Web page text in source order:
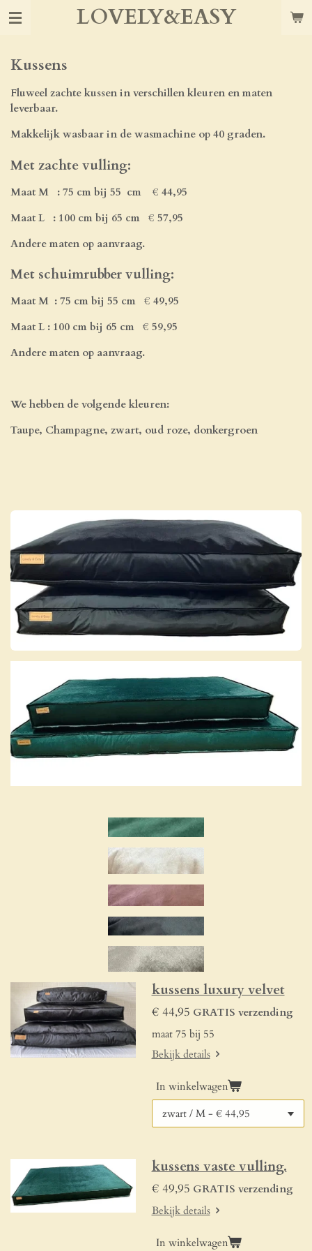
Ga
de
LOVELY&EASY
Kussens
Fluweel zachte kussen in verschillen kleuren en maten
leverbaar.
Makkelijk wasbaar in de wasmachine op 40 graden.
Met zachte vulling:
Maat M : 75 cm bij 55 cm € 44,95
Maat L : 100 cm bij 65 cm € 57,95
Andere maten op aanvraag.
Met schuimrubber vulling:
Maat M : 75 cm bij 55 cm € 49,95
Maat L : 100 cm bij 65 cm € 59,95
Andere maten op aanvraag.
We hebben de volgende kleuren:
Taupe, Champagne, zwart, oud roze, donkergroen
kussens luxury velvet
€ 44,95 GRATIS verzending
maat 75 bij 55
Bekijk details
In winkelwagen
kussens vaste vulling.
€ 49,95 GRATIS verzending
Bekijk details
In winkelwagen